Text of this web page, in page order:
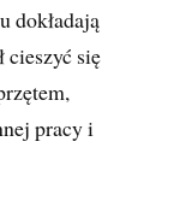
dokładają
cieszyć się
pracy i